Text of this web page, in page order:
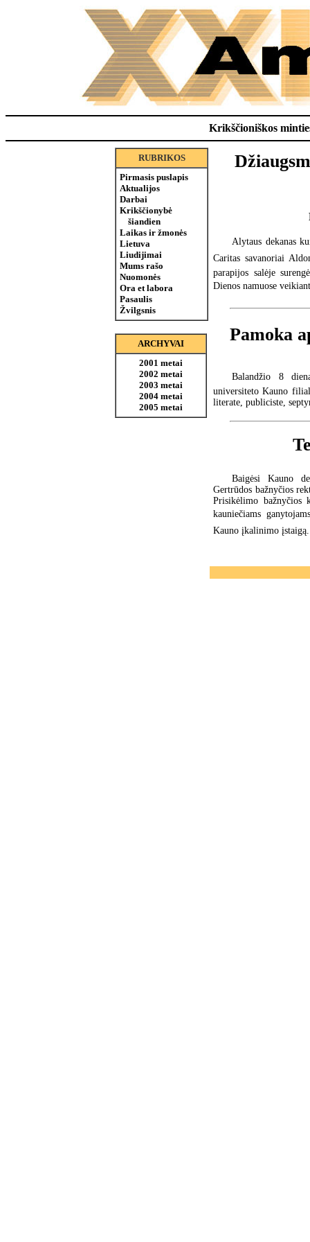
Krikščioniškos
RUBRIKOS
Pirmasis puslapis
Aktualijos
Darbai
Krikščionybė
šiandien
Laikas ir žmonės
Lietuva
Liudijimai
Mums rašo
Nuomonės
Ora et labora
Pasaulis
Žvilgsnis
ARCHYVAI
2001 metai
2002 metai
2003 metai
2004 metai
2005 metai
Alytaus dekanas
Caritas savanoriai
parapijos salėje
Dienos namuose
Pamoka
Balandžio 8
universiteto Kauno
literate, publiciste,
Baigėsi Kauno
Gertrūdos bažnyčios
Prisikėlimo bažnyčios
kauniečiams
Kauno įkalinimo